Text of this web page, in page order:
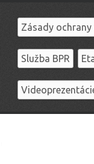
Zásady
Služba BPR